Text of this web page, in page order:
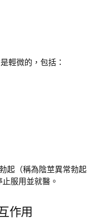
輕微的，包括：
起（稱為陰莖異常勃起
服用並就醫。
作用